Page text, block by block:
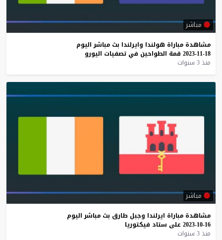
مباشر
مشاهدة مباراة هولندا وايرلندا بث مباشر اليوم
18-11-2023
قمة الطواحين في تصفيات اليورو
منذ 3 سنوات
مباشر
مشاهدة مباراة ايرلندا وجبل طارق بث مباشر اليوم
16-10-2023
على ستاد فيكتوريا
منذ 3 سنوات